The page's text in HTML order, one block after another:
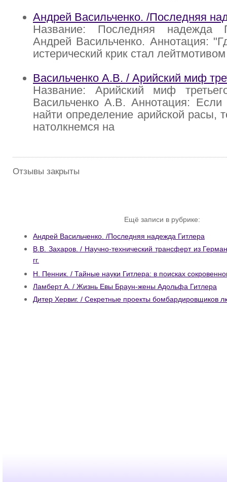
Андрей Васильченко. /Последняя
Название: Последняя надежда
Андрей Васильченко. Аннотация:
истерический крик стал лейтмотивом
Васильченко А.В. / Арийский миф
Название: Арийский миф
Васильченко А.В. Аннотация:
найти определение арийской расы,
натолкнемся на
Отзывы закрыты
Ещё записи в рубрике:
Андрей Васильченко. /Последняя надежда Гитлера
В.В. Захаров. / Научно-технический трансферт из
гг.
Н. Пенник. / Тайные науки Гитлера: в поисках
Ламберт А. / Жизнь Евы Браун-жены Адольфа Гитлера
Дитер Хервиг. / Секретные проекты бомбардировщиков